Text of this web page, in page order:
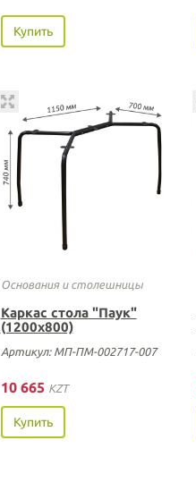
Купить
Основания и столешницы
Каркас стола "Паук"
(1200х800)
Артикул: МП-ПМ-002717-007
10 665 KZT
Купить